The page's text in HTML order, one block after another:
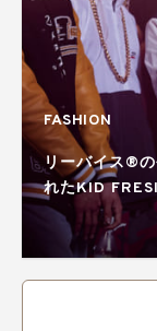
FASHION
リーバイス®の
れたKID